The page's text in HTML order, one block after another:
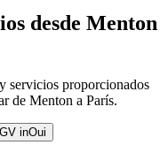
desde Menton
servicios proporcionados
de Menton a París.
inOui